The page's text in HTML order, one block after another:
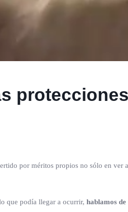
protecciones
por méritos propios no sólo en ver
que podía llegar a ocurrir, hablamos